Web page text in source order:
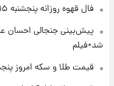
فالفال قهوه روزانه پنجشنبه ۱۵ مرداد ماه ۱۴۰۵
پیش‌بینی جنجالی احسان
شد+فیلم
قیمت طلا و سکه امروز پنجشنبه ۱۵